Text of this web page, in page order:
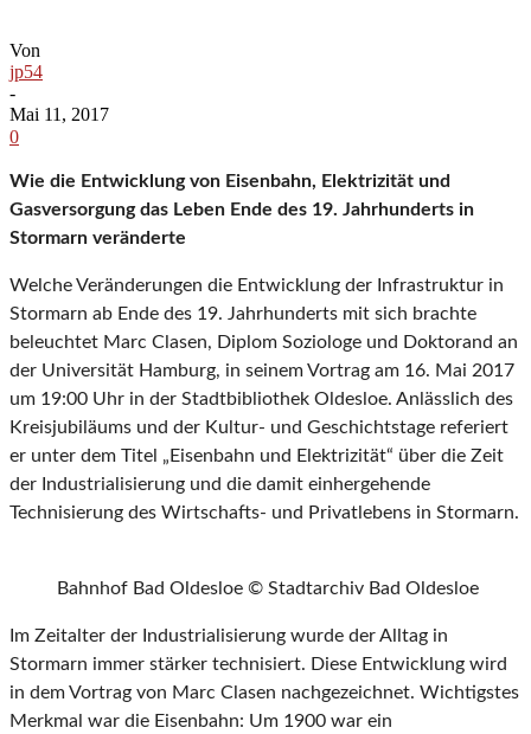
Von
jp54
-
Mai 11, 2017
0
Wie die Entwicklung von Eisenbahn, Elektrizität und
Gasversorgung das Leben Ende des 19. Jahrhunderts in
Stormarn veränderte
Welche Veränderungen die Entwicklung der Infrastruktur in
Stormarn ab Ende des 19. Jahrhunderts mit sich brachte
beleuchtet Marc Clasen, Diplom Soziologe und Doktorand an
der Universität Hamburg, in seinem Vortrag am 16. Mai 2017
um 19:00 Uhr in der Stadtbibliothek Oldesloe. Anlässlich des
Kreisjubiläums und der Kultur- und Geschichtstage referiert
er unter dem Titel „Eisenbahn und Elektrizität“ über die Zeit
der Industrialisierung und die damit einhergehende
Technisierung des Wirtschafts- und Privatlebens in Stormarn.
Bahnhof Bad Oldesloe © Stadtarchiv Bad Oldesloe
Im Zeitalter der Industrialisierung wurde der Alltag in
Stormarn immer stärker technisiert. Diese Entwicklung wird
in dem Vortrag von Marc Clasen nachgezeichnet. Wichtigstes
Merkmal war die Eisenbahn: Um 1900 war ein